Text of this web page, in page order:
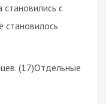
с
(17)Отдельные